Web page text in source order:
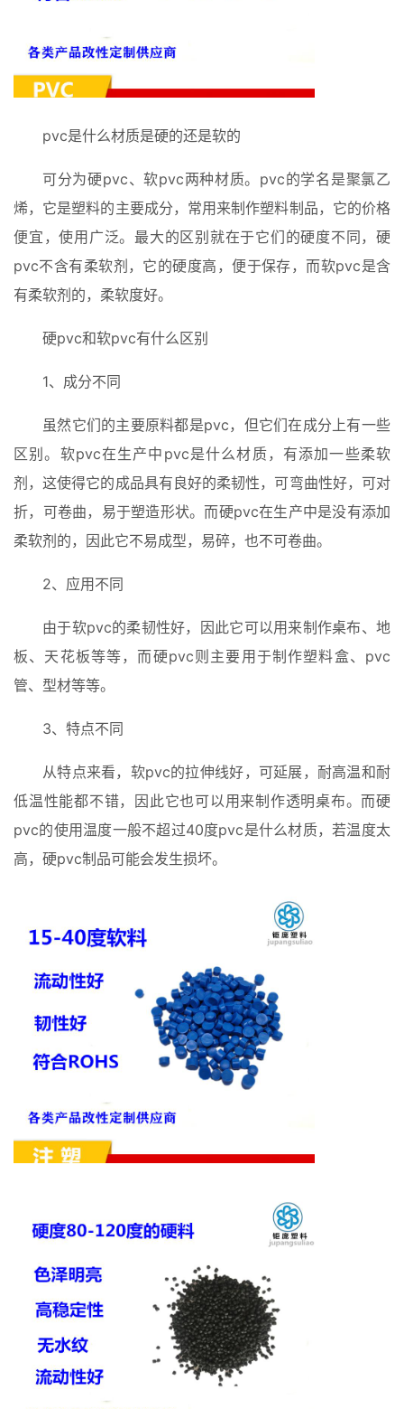
首
页
|
剁
手
同
城
车
免
登录 注册
pvc是什么材质是硬的还是软的
可分为硬pvc、软pvc两种材质。pvc的学名是聚氯乙
烯，它是塑料的主要成分，常用来制作塑料制品，它的价格
便宜，使用广泛。最大的区别就在于它们的硬度不同，硬
pvc不含有柔软剂，它的硬度高，便于保存，而软pvc是含
有柔软剂的，柔软度好。
硬pvc和软pvc有什么区别
1、成分不同
虽然它们的主要原料都是pvc，但它们在成分上有一些
区别。软pvc在生产中pvc是什么材质，有添加一些柔软
剂，这使得它的成品具有良好的柔韧性，可弯曲性好，可对
折，可卷曲，易于塑造形状。而硬pvc在生产中是没有添加
柔软剂的，因此它不易成型，易碎，也不可卷曲。
2、应用不同
由于软pvc的柔韧性好，因此它可以用来制作桌布、地
板、天花板等等，而硬pvc则主要用于制作塑料盒、pvc
管、型材等等。
3、特点不同
从特点来看，软pvc的拉伸线好，可延展，耐高温和耐
低温性能都不错，因此它也可以用来制作透明桌布。而硬
pvc的使用温度一般不超过40度pvc是什么材质，若温度太
高，硬pvc制品可能会发生损坏。